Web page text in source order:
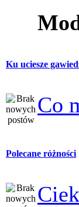
Ku uciesze
Co
Polecane różności